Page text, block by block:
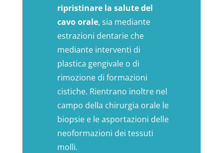
ripristinare la salute del
cavo orale, sia mediante
estrazioni dentarie che
mediante interventi di
plastica gengivale o di
rimozione di formazioni
cistiche. Rientrano inoltre nel
campo della chirurgia orale le
biopsie e le asportazioni delle
neoformazioni dei tessuti
molli.